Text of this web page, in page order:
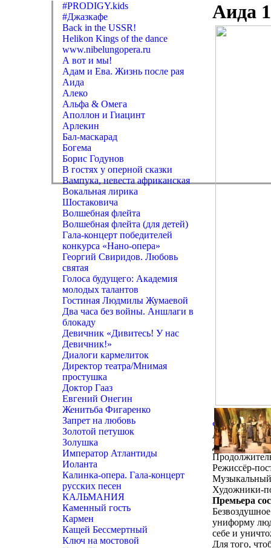
#PRODIGY.kids
#Джазкафе
Back in the USSR!
Helikon Kings of the dance
www.nibelungopera.ru
А вот и мы!
Адам и Ева. Жизнь после рая
Аида
Алеко
Альфа & Омега
Аполлон и Гиацинт
Арлекин
Бал-маскарад
Богема
Борис Годунов
В гостях у оперной сказки
Вампука, невеста африканская
Вокальная лирика
Шостаковича
Волшебная флейта
Волшебная флейта (для детей)
Гала-концерт победителей
конкурса «Нано-опера»
Георгий Свиридов. Любовь
святая
Голоса будущего: Академия
молодых талантов
Гостиная Людмилы Жумаевой
Два часа без войны. Аншлаги в
блокаду
Девичник «Дивитесь! У нас
Девичник!»
Диалоги кармелиток
Директор театра/Мнимая
простушка
Доктор Гааз
Евгений Онегин
Женитьба Фигаренко
Запрет на любовь
Золотой петушок
Золушка
Император Атлантиды
Иоланта
Калинка-опера. Гала-концерт
русских песен
КАЛЬМАНИЯ
Каменный гость
Кармен
Кащей Бессмертный
Ключ на мостовой
Аида
АИДА
Дж. Верди
Режиссёр-
Музыкальный
Художники-
Премьера
униформу
себе и
Для того,